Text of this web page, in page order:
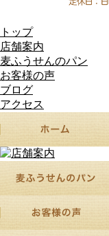
トップ
店舗案内
麦ふうせんのパン
お客様の声
ブログ
アクセス